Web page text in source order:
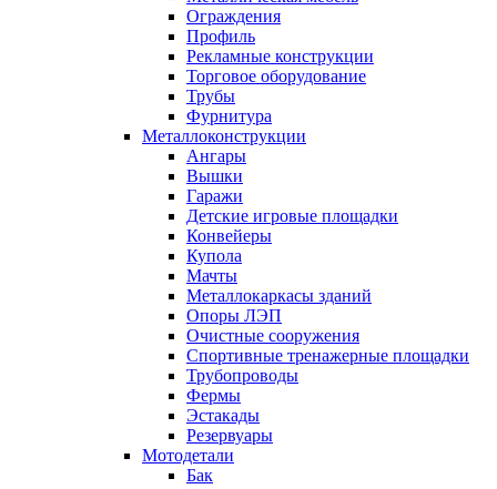
Ограждения
Профиль
Рекламные конструкции
Торговое оборудование
Трубы
Фурнитура
Металлоконструкции
Ангары
Вышки
Гаражи
Детские игровые площадки
Конвейеры
Купола
Мачты
Металлокаркасы зданий
Опоры ЛЭП
Очистные сооружения
Спортивные тренажерные площадки
Трубопроводы
Фермы
Эстакады
Резервуары
Мотодетали
Бак